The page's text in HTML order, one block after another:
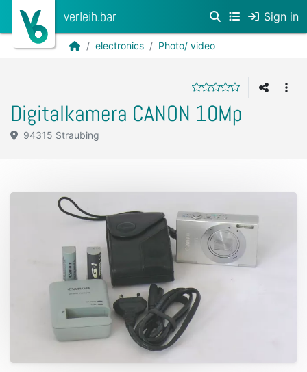
verleih.bar Sign in
electronics Photo/ video
Digitalkamera CANON 10Mp
94315 Straubing